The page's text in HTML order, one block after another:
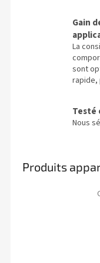
Gain
La
sont
rapide,
Testé
Nous
Produits